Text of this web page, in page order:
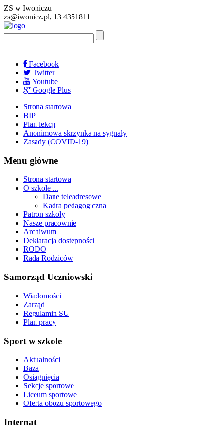
ZS w Iwoniczu
zs@iwonicz.pl, 13 4351811
Facebook
Twitter
Youtube
Google Plus
Strona startowa
BIP
Plan lekcji
Anonimowa skrzynka na sygnały
Zasady (COVID-19)
Menu główne
Strona startowa
O szkole ...
Dane teleadresowe
Kadra pedagogiczna
Patron szkoły
Nasze pracownie
Archiwum
Deklaracja dostępności
RODO
Rada Rodziców
Samorząd Uczniowski
Wiadomości
Zarząd
Regulamin SU
Plan pracy
Sport w szkole
Aktualności
Baza
Osiągnięcia
Sekcje sportowe
Liceum sportowe
Oferta obozu sportowego
Internat